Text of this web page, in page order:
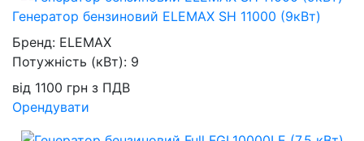
Генератор бензиновий ELEMAX SH 11000 (9кВт)
Бренд: ELEMAX
Потужність (кВт): 9
від 1100 грн з ПДВ
Орендувати